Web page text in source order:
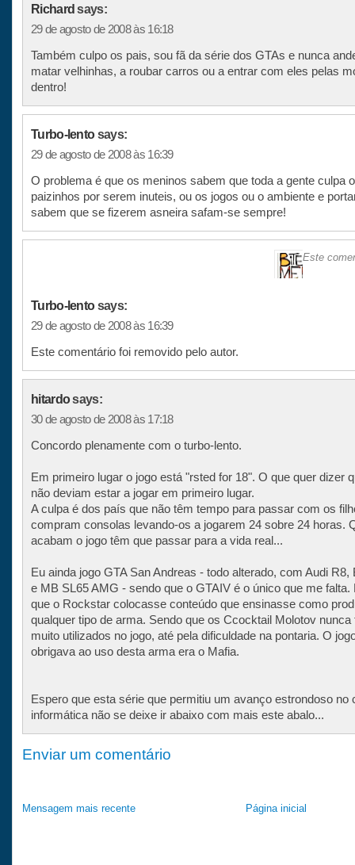
Richardsays:
29 de agosto de 2008 às 16:18
Também culpo os pais, sou fã da série dos GTAs e nunca
matar velhinhas, a roubar carros ou a entrar com eles pelas
dentro!
Turbo-lentosays:
29 de agosto de 2008 às 16:39
O problema é que os meninos sabem que toda a gente culpa
paizinhos por serem inuteis, ou os jogos ou o ambiente e
sabem que se fizerem asneira safam-se sempre!
Este
Turbo-lentosays:
29 de agosto de 2008 às 16:39
Este comentário foi removido pelo autor.
hitardosays:
30 de agosto de 2008 às 17:18
Concordo plenamente com o turbo-lento.
Em primeiro lugar o jogo está "rsted for 18". O que quer dizer
não deviam estar a jogar em primeiro lugar.
A culpa é dos país que não têm tempo para passar com os
compram consolas levando-os a jogarem 24 sobre 24 horas.
acabam o jogo têm que passar para a vida real...
Eu ainda jogo GTA San Andreas - todo alterado, com Audi R8,
e MB SL65 AMG - sendo que o GTAIV é o único que me falta.
que o Rockstar colocasse conteúdo que ensinasse como
qualquer tipo de arma. Sendo que os Ccocktail Molotov nunca
muito utilizados no jogo, até pela dificuldade na pontaria. O
obrigava ao uso desta arma era o Mafia.
Espero que esta série que permitiu um avanço estrondoso no
informática não se deixe ir abaixo com mais este abalo...
Enviar um comentário
Mensagem mais recente Página inicial